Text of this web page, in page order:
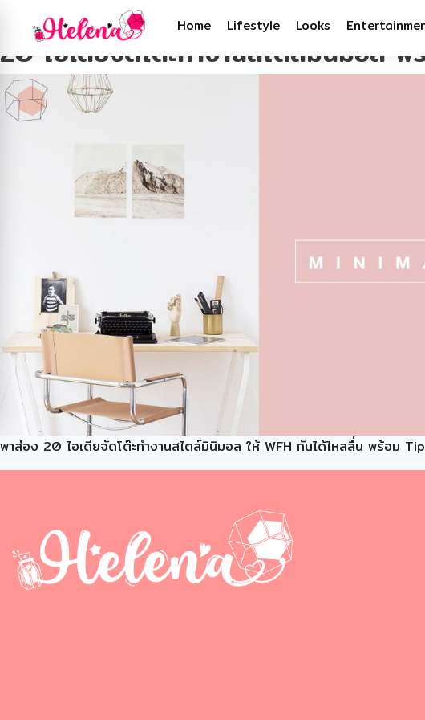
Home Lifestyle Looks
Tag:ไอเดียจัดโต๊ะทำงาน
20 ไอเดียจัดโต๊ะทำงานสไตล์มินิมอล
พาส่อง 20 ไอเดียจัดโต๊ะทำงานสไตล์มินิมอล ให้ WFH กันได้ไหลลื่น พร้อม